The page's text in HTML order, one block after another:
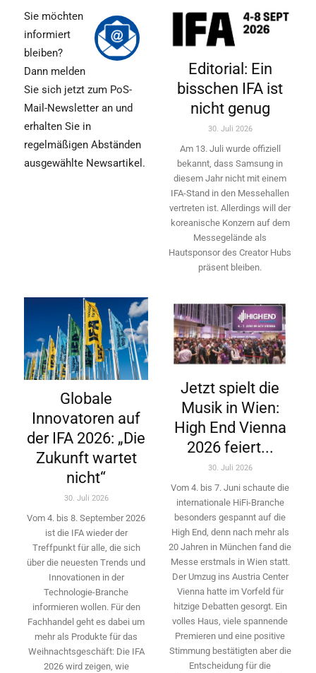
Sie möchten
informiert
bleiben?
Dann melden
Sie sich jetzt zum PoS-
Mail-Newsletter an und
erhalten Sie in
regelmäßigen Abständen
ausgewählte Newsartikel.
Editorial: Ein
bisschen IFA ist
nicht genug
30. Juli 2026
Am 13. Juli wurde offiziell
bekannt, dass Samsung in
diesem Jahr nicht mit einem
IFA-Stand in den Messehallen
vertreten ist. Allerdings will ­der
koreanische Konzern auf dem
Messegelände als
Hautsponsor des Creator Hubs
präsent bleiben.
Globale
Innovatoren auf
der IFA 2026: „Die
Zukunft wartet
nicht“
30. Juli 2026
Vom 4. bis 8. September 2026
ist die IFA wieder der
Treffpunkt für alle, die sich
über die neuesten Trends und
Innovationen in der
Technologie-­Branche
informieren wollen. Für den
Fachhandel geht es dabei um
mehr als Produkte für das
Weihnachtsgeschäft: Die IFA
2026 wird ­zeigen, wie
Jetzt spielt die
Musik in Wien:
High End Vienna
2026 feiert...
30. Juli 2026
Vom 4. bis 7. Juni schaute die
internationale HiFi-Branche
besonders gespannt auf die
High End, denn nach mehr als
20 Jahren in München fand die
Messe erstmals in Wien statt.
Der Umzug ins Austria Center
Vienna hatte im Vorfeld für
hitzige Debatten gesorgt. Ein
volles Haus, viele spannende
Premieren und eine positive
Stimmung bestätigten aber die
Entscheidung für die